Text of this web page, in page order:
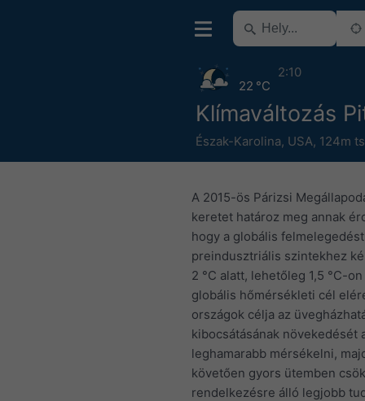
Klímaváltozás
Észak-Karolina, USA, 124m
22 °C
2:10
A 2015-ös Párizsi
keretet határoz meg annak
hogy a globális
preindusztriális szintekhez
2 °C alatt, lehetőleg 1,5 °C-
globális hőmérsékleti cél
országok célja az
kibocsátásának növekedését
leghamarabb mérsékelni,
követően gyors ütemben
rendelkezésre álló legjobb